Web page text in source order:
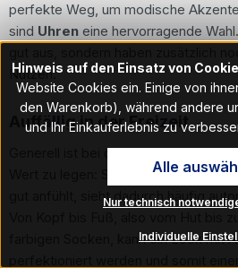
perfekte Weg, um modische
sind Uhren eine hervorragende
Nutzen.
Auffällig in der Freizeit
Generell ist bei der Wahl der
Wert zu legen: Sie müssen einem
gut anfühlt, sieht dadurch häufig
farbigen Socken, kann ein Look mit
Hinweis auf den Einsatz von
Website Cookies ein. Einige von
den Warenkorb), während andere
und Ihr Einkauferlebnis zu
notwendigen Cookies mit Klick auf
Klick auf "Nur technisch notwendige
Zugang zu den Cookie-
unserer Website im Menüpunkt
Hinweis auf Verarbeitung Ihrer auf
Nur technisch
Individuelle
Alle